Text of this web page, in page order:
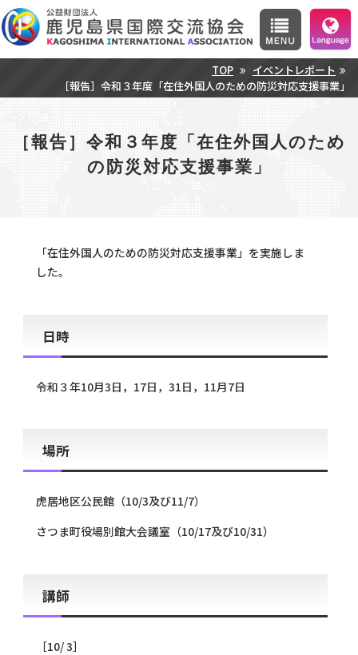
TOP
イベントレポート
［報告］令和３年度「在住外国人のための防災対応支援事業」
［報告］令和３年度「在住外国人のため
の防災対応支援事業」
「在住外国人のための防災対応支援事業」を実施しま
した。
日時
令和３年10月3日，17日，31日，11月7日
場所
虎居地区公民館（10/3及び11/7）
さつま町役場別館大会議室（10/17及び10/31）
講師
［10/ 3］